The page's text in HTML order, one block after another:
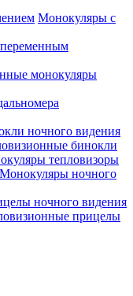
Монокуляры с
монокуляры
ночного видения
бинокли
тепловизоры
Монокуляры ночного
ночного видения
прицелы